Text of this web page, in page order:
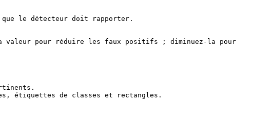
le détecteur doit rapporter.
valeur pour réduire les faux positifs ; diminuez-la pour
étiquettes de classes et rectangles.